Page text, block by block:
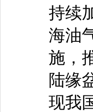
持续
海油
施，
陆缘
现我